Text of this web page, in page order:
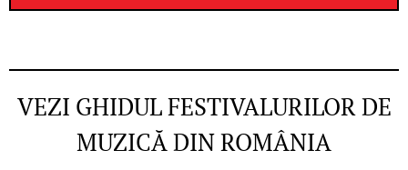
VEZI GHIDUL FESTIVALURILOR DE
MUZICĂ DIN ROMÂNIA